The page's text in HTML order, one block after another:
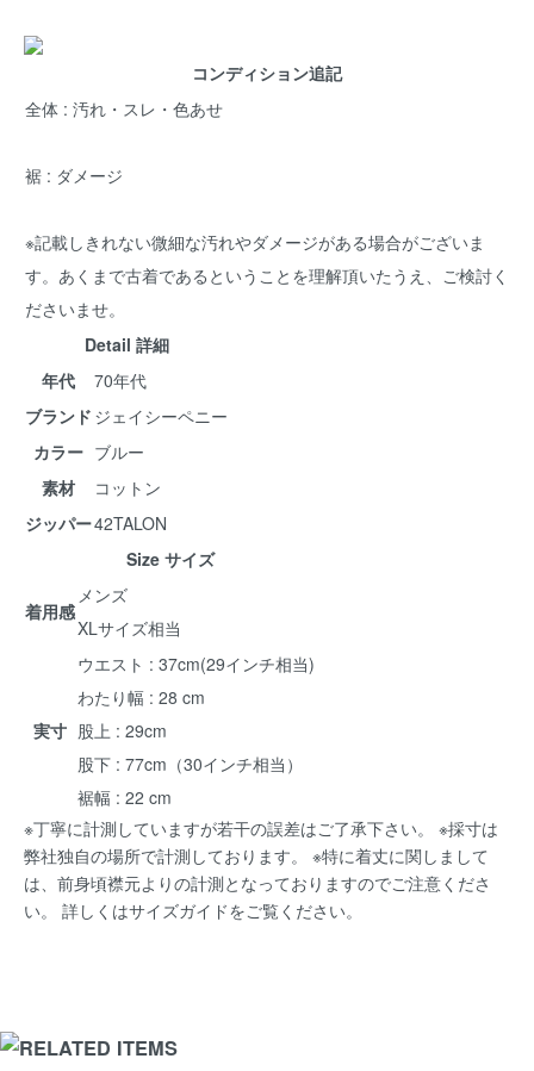
コンディション追記
全体 : 汚れ・スレ・色あせ
裾 : ダメージ
※記載しきれない微細な汚れやダメージがある場合がございま
す。あくまで古着であるということを理解頂いたうえ、ご検討く
ださいませ。
Detail 詳細
年代
70年代
ブランド ジェイシーペニー
カラー ブルー
素材
コットン
ジッパー42TALON
Size サイズ
着用感
メンズ
XLサイズ相当
実寸
ウエスト : 37cm(29インチ相当)
わたり幅 : 28 cm
股上 : 29cm
股下 : 77cm（30インチ相当）
裾幅 : 22 cm
※丁寧に計測していますが若干の誤差はご了承下さい。 ※採寸は
弊社独自の場所で計測しております。 ※特に着丈に関しまして
は、前身頃襟元よりの計測となっておりますのでご注意くださ
い。 詳しくはサイズガイドをご覧ください。